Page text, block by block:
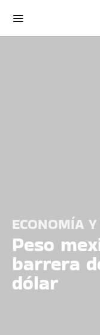
ECONOMÍA
Peso
barrera
dólar